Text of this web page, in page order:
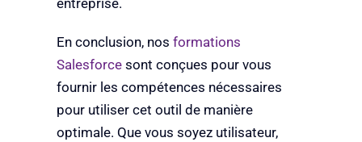
entreprise.
En conclusion, nos formations
Salesforcesont conçues pour vous
fournir les compétences nécessaires
pour utiliser cet outil de manière
optimale. Que vous soyez utilisateur,